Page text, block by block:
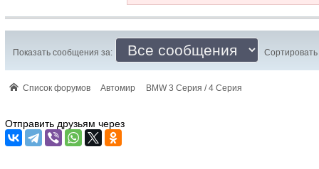
Показать сообщения за: Сортировать
Список форумов Автомир BMW 3 Серия / 4 Серия
Отправить друзьям через